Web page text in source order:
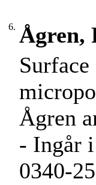
6. Ågren,
Ågren
- Ingår
0340-